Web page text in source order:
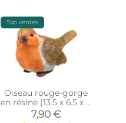
Top ventes
Oiseau rouge-gorge
en résine (13.5 x 6.5 x 8
cm)
7,90 €